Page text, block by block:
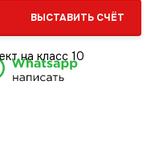
ВЫСТАВИТЬ СЧЁТ